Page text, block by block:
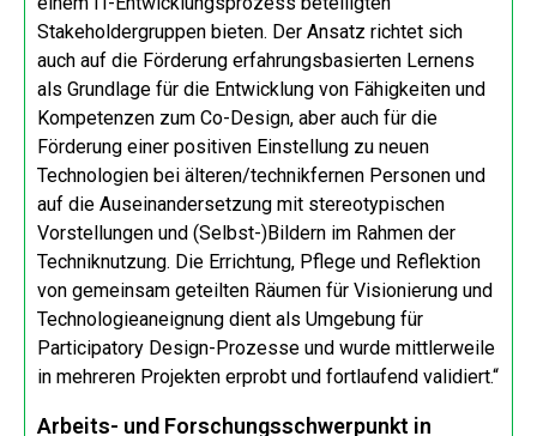
Stakeholdergruppen bieten. Der Ansatz richtet sich
auch auf die Förderung erfahrungsbasierten Lernens
als Grundlage für die Entwicklung von Fähigkeiten und
Kompetenzen zum Co-Design, aber auch für die
Förderung einer positiven Einstellung zu neuen
Technologien bei älteren/technikfernen Personen und
auf die Auseinandersetzung mit stereotypischen
Vorstellungen und (Selbst-)Bildern im Rahmen der
Techniknutzung. Die Errichtung, Pflege und Reflektion
von gemeinsam geteilten Räumen für Visionierung und
Technologieaneignung dient als Umgebung für
Participatory Design-Prozesse und wurde mittlerweile
in mehreren Projekten erprobt und fortlaufend validiert.“
Arbeits- und Forschungsschwerpunkt in